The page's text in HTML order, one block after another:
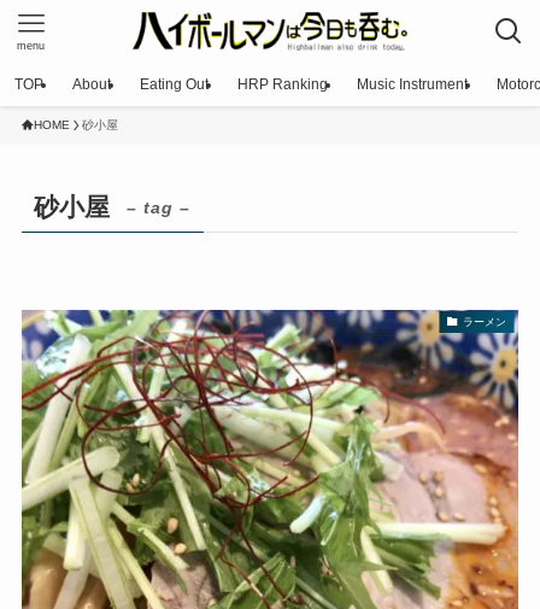
menu
TOP About Eating Out HRP Ranking Music Instrument
HOME 砂小屋
砂小屋 – tag –
ラーメン